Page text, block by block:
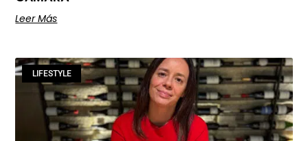
Leer Más
LIFESTYLE